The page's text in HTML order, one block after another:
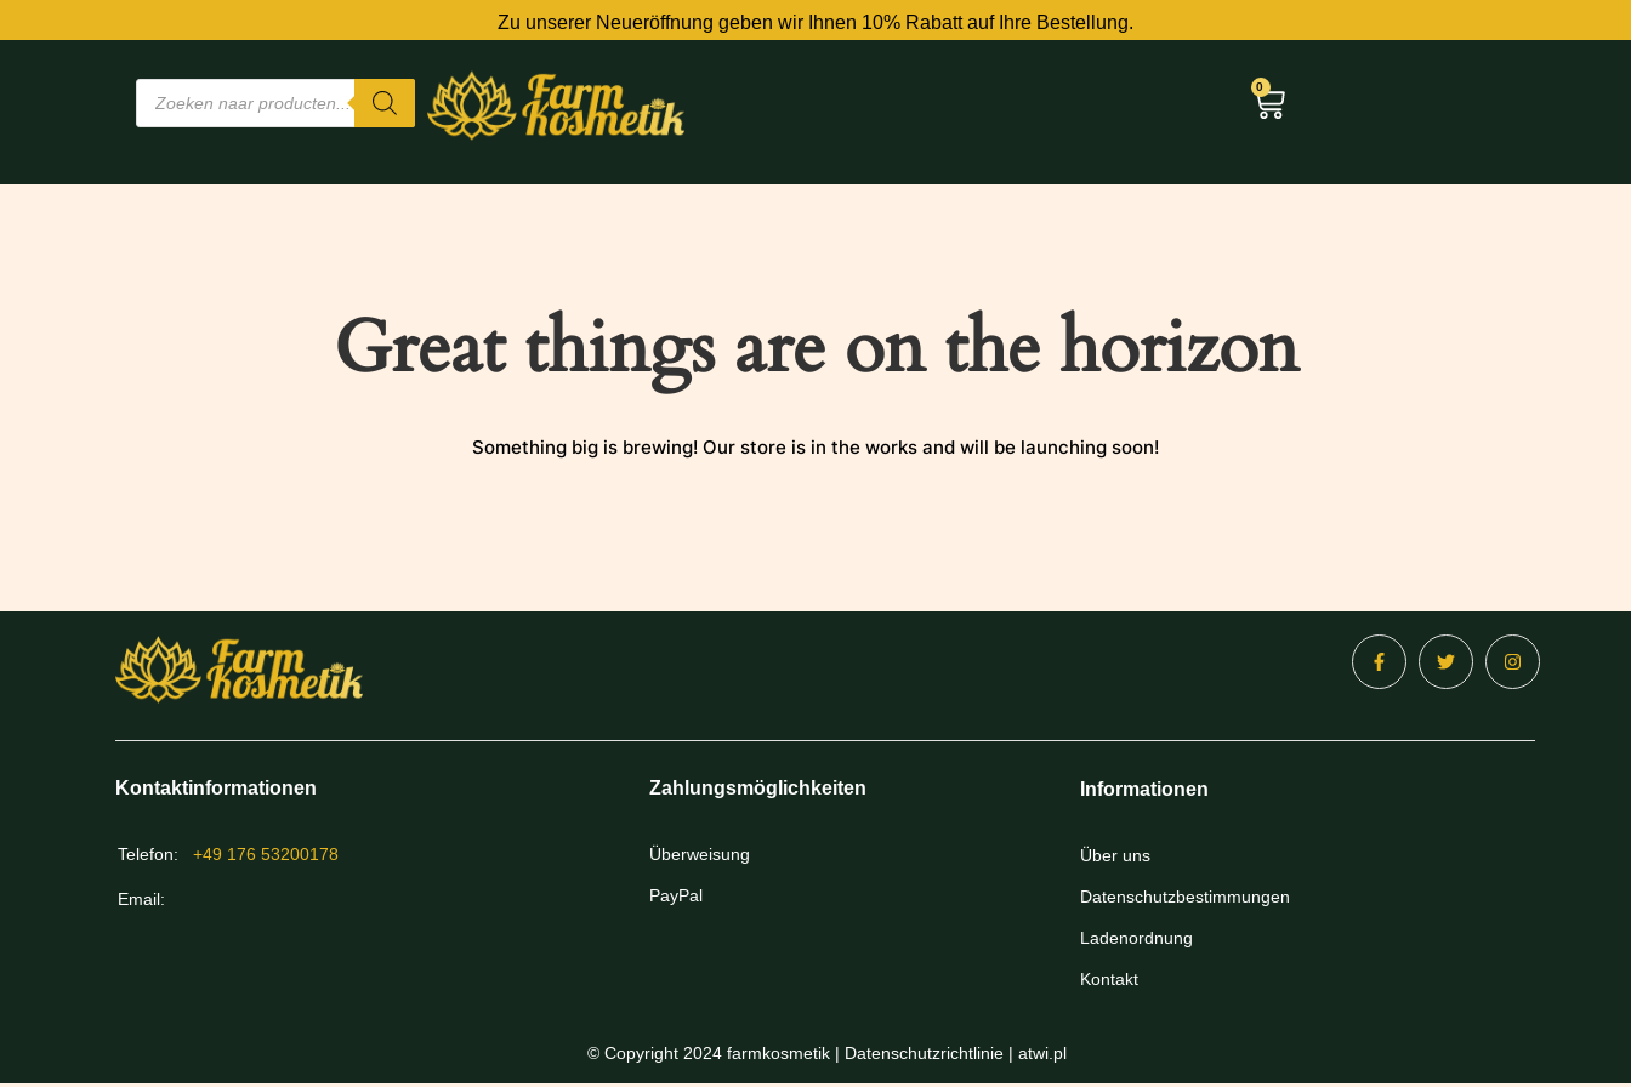
Zu unserer Neueröffnung geben wir Ihnen 10% Rabatt auf Ihre Bestellung.
0
Great things are on the horizon
Something big is brewing! Our store is in the works and will be launching soon!
Kontaktinformationen
Telefon: +49 176 53200178
Email:
Zahlungsmöglichkeiten
Überweisung
PayPal
Informationen
Über uns
Datenschutzbestimmungen
Ladenordnung
Kontakt
© Copyright 2024 farmkosmetik | Datenschutzrichtlinie | atwi.pl